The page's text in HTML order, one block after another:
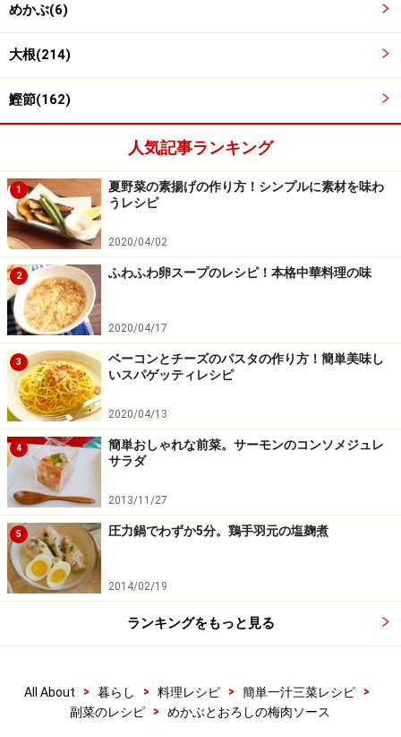
ワンポイントアドバイス
梅肉ソースは、その他肉や野菜、豆腐によく合います。
残ったら、他の食材にも合わせてみましょう。めかぶに
味のついていないものを使う場合は、ポン酢などで下味
をつけておくと、しっかりとした味つけになります。お
好みで調整してください。
※記事内容は執筆時点のものです。最新の内容をご確認くださ
い。
※衛生面および保存状態に起因して食中毒や体調不良を引き起こ
す場合があります。必ず清潔な状態で、正しい方法で行い、なる
べく早めにお召し上がりください。また、持ち運びの際は保存方
法に注意してください。
【編集部おすすめの購入サイト】
楽天市場で人気レシピの書籍をチェック！
めかぶ(6)
大根(214)
鰹節(162)
人気記事ランキング
1
夏野菜の素揚げの作り方！シンプルに素材を味わ
うレシピ
2020/04/02
2 ふわふわ卵スープのレシピ！本格中華料理の味
2020/04/17
3
ベーコンとチーズのパスタの作り方！簡単美味し
いスパゲッティレシピ
2020/04/13
4
簡単おしゃれな前菜。サーモンのコンソメジュレ
サラダ
2013/11/27
5 圧力鍋でわずか5分。鶏手羽元の塩麹煮
2014/02/19
ランキングをもっと見る
All About > 暮らし > 料理レシピ > 簡単一汁三菜レシピ
>
副菜のレシピ
> めかぶとおろしの梅肉ソース